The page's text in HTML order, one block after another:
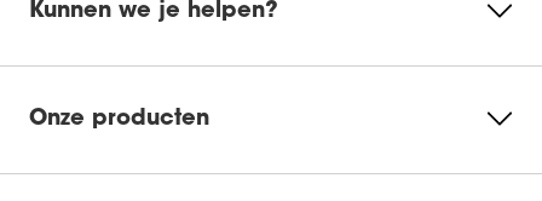
Kunnen we je helpen?
Onze producten